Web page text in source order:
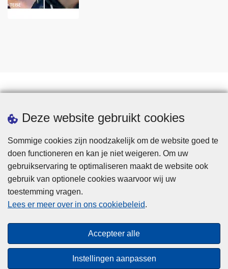
Deze website gebruikt cookies
Sommige cookies zijn noodzakelijk om de website goed te
doen functioneren en kan je niet weigeren. Om uw
gebruikservaring te optimaliseren maakt de website ook
gebruik van optionele cookies waarvoor wij uw
toestemming vragen.
Lees er meer over in ons cookiebeleid.
Accepteer alle
Instellingen aanpassen
Privacy
Cookies
Toegankelijkheid